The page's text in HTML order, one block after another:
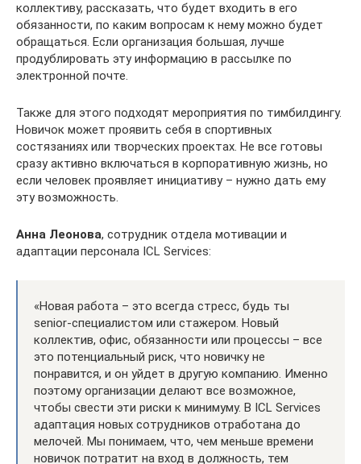
коллективу, рассказать, что будет входить в его
обязанности, по каким вопросам к нему можно будет
обращаться. Если организация большая, лучше
продублировать эту информацию в рассылке по
электронной почте.
Также для этого подходят мероприятия по тимбилдингу.
Новичок может проявить себя в спортивных
состязаниях или творческих проектах. Не все готовы
сразу активно включаться в корпоративную жизнь, но
если человек проявляет инициативу – нужно дать ему
эту возможность.
Анна Леонова, сотрудник отдела мотивации и
адаптации персонала ICL Services:
«Новая работа – это всегда стресс, будь ты
senior-специалистом или стажером. Новый
коллектив, офис, обязанности или процессы – все
это потенциальный риск, что новичку не
понравится, и он уйдет в другую компанию. Именно
поэтому организации делают все возможное,
чтобы свести эти риски к минимуму. В ICL Services
адаптация новых сотрудников отработана до
мелочей. Мы понимаем, что, чем меньше времени
новичок потратит на вход в должность, тем